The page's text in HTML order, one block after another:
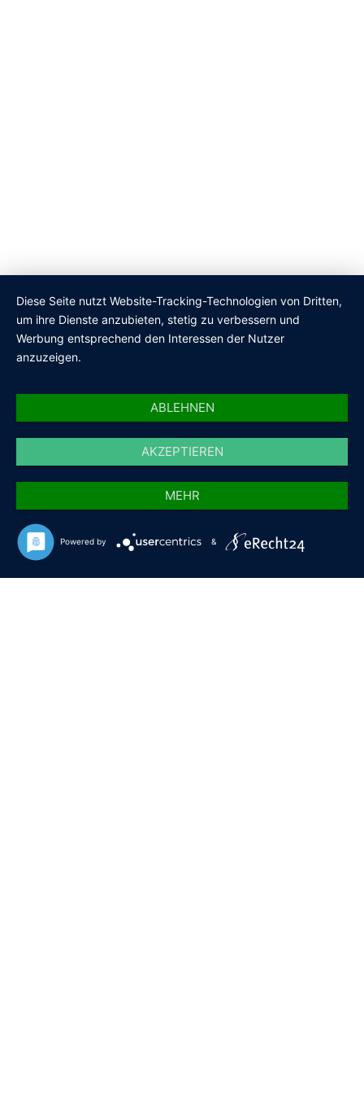
Diese Seite nutzt Website-Tracking-Technologien von Dritten,
um ihre Dienste anzubieten, stetig zu verbessern und
Werbung entsprechend den Interessen der Nutzer
anzuzeigen.
ABLEHNEN
AKZEPTIEREN
MEHR
Powered by &